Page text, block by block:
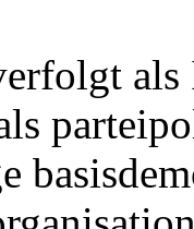
als